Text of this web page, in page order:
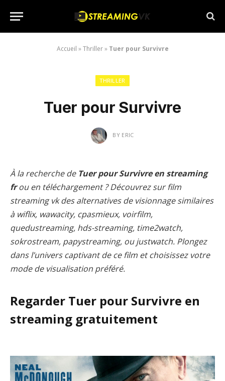
Accueil »Thriller» Tuer pour Survivre
THRILLER
Tuer pour Survivre
BY ERIC
À la recherche de Tuer pour Survivre en streaming
frou en téléchargement ? Découvrez sur film
streaming vk des alternatives de visionnage similaires
à wiflix, wawacity, cpasmieux, voirfilm,
quedustreaming, hds-streaming, time2watch,
sokrostream, papystreaming, ou justwatch. Plongez
dans l’univers captivant de ce film et choisissez votre
mode de visualisation préféré.
Regarder Tuer pour Survivre en
streaming gratuitement